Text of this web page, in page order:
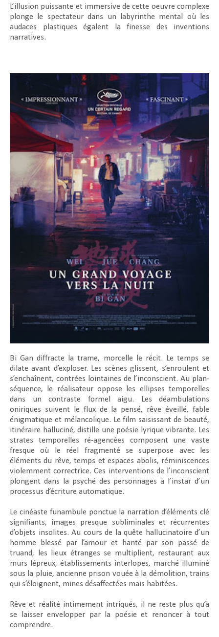
L’illusion puissante et immersive de cette oeuvre complexe
plonge le spectateur dans un labyrinthe mental où les
audaces plastiques égalent la finesse des inventions
narratives.
Bi Gan diffracte la trame, morcelle le récit. Le temps se
dilate avant d’exploser. Les scènes glissent, s’enroulent et
s’enchaînent, contrées lointaines de l’inconscient. Au plan-
séquence, le réalisateur oppose les ellipses temporelles
dans un contraste formel aigu. Les déambulations
oniriques suivent le flux de la pensé, rêve éveillé, fable
énigmatique et mélancolique. Le film saisissant de beauté,
itinéraire halluciné, distille une poésie lyrique vibrante. Les
strates temporelles ré-agencées composent une vaste
fresque où le réel fragmenté se superpose avec les
éléments du rêve, temps et espaces abolis, réminiscences
violemment correctrice. Ces interventions de l’inconscient
plongent dans la psyché des personnages à l’instar d’un
processus d’écriture automatique.
Le cinéaste funambule ponctue la narration d’éléments clé
signifiants, images presque subliminales et récurrentes
d’objets insolites. Au cours de la quête hallucinatoire d’un
homme blessé par l’amour et hanté par son passé de
truand, les lieux étranges se multiplient, restaurant aux
murs lépreux, établissements interlopes, marché illuminé
sous la pluie, ancienne prison vouée à la démolition, trains
qui s’éloignent, mines désaffectées mais habitées.
Rêve et réalité intimement intriqués, il ne reste plus qu’à
se laisser envelopper par la poésie et renoncer à tout
comprendre.